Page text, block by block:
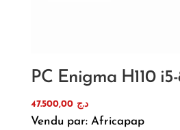
PC Enigma H110
د.ج 47.500,00
Vendu par: Africapap